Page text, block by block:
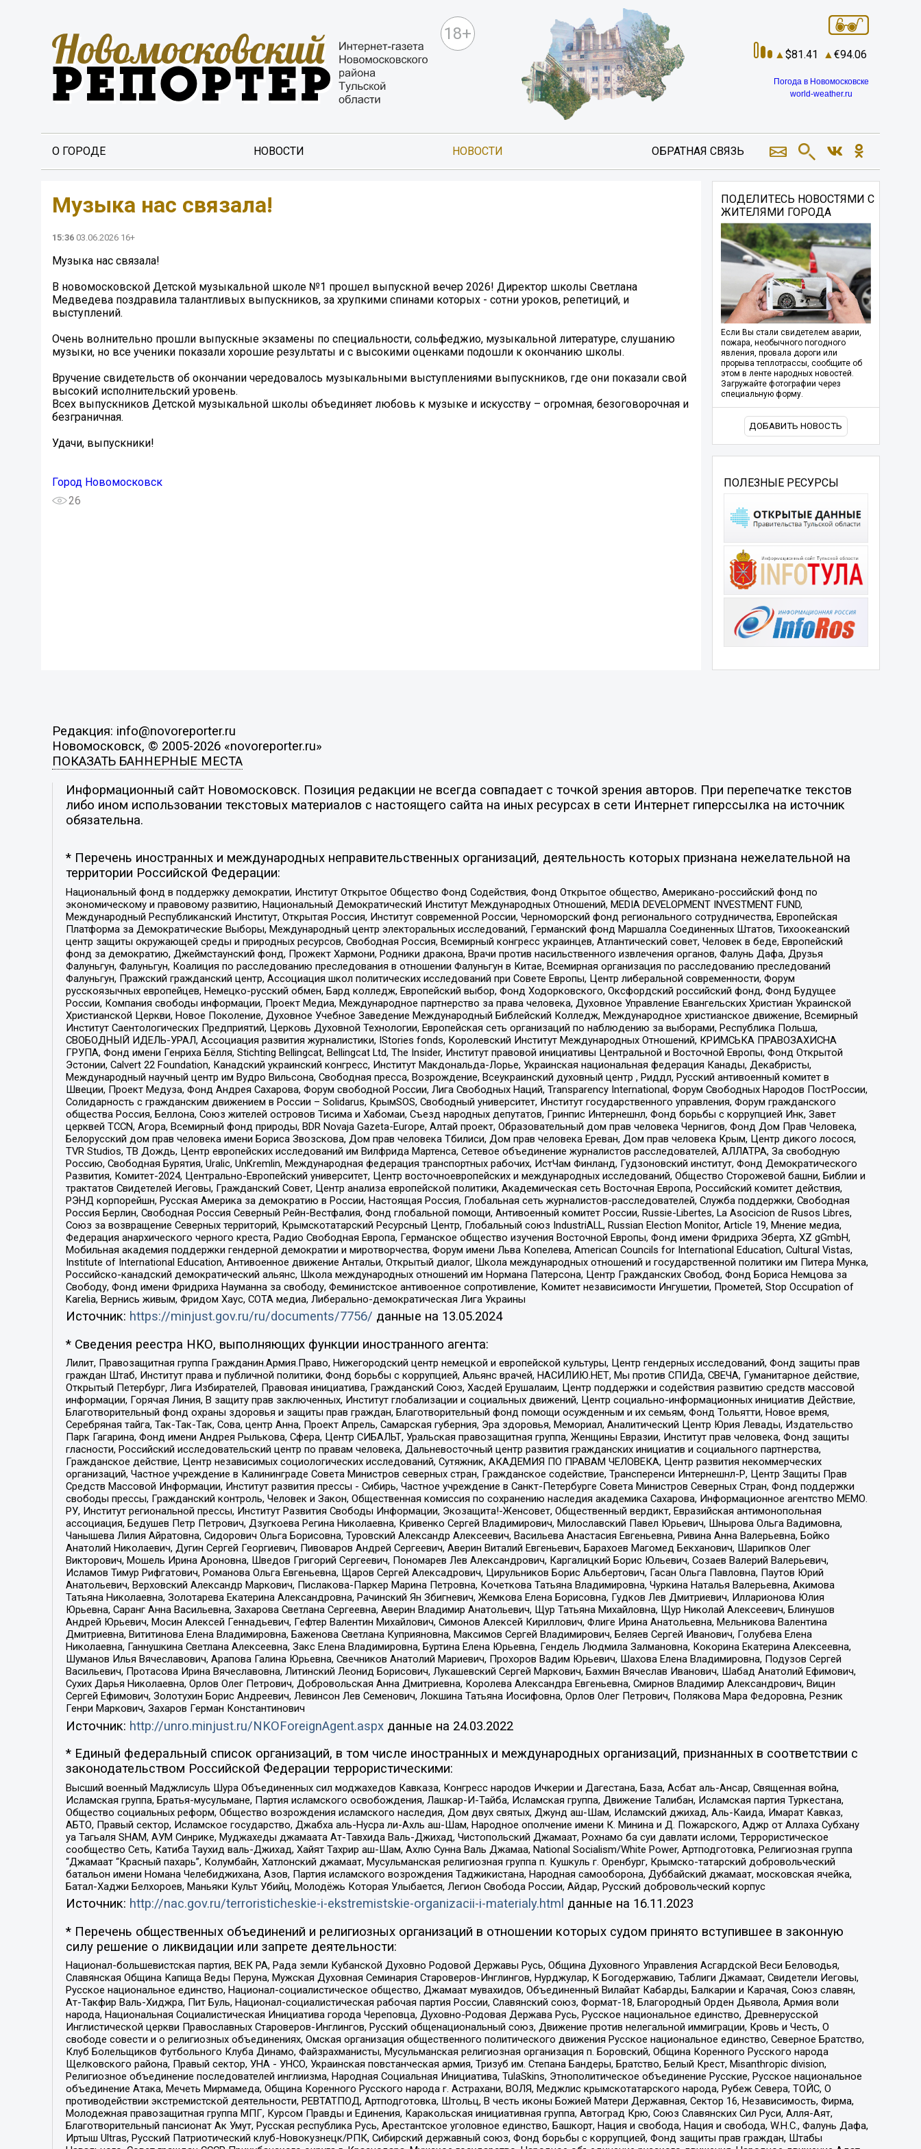
18+
81.41 94.06
Погода в Новомосковске
world-weather.ru
О ГОРОДЕ НОВОСТИ НОВОСТИ ОБРАТНАЯ СВЯЗЬ
Музыка нас связала!
15:36 03.06.2026 16+
Музыка нас связала!
В новомосковской Детской музыкальной школе №1 прошел выпускной вечер 2026! Директор школы Светлана
Медведева поздравила талантливых выпускников, за хрупкими спинами которых - сотни уроков, репетиций, и
выступлений.
Очень волнительно прошли выпускные экзамены по специальности, сольфеджио, музыкальной литературе, слушанию
музыки, но все ученики показали хорошие результаты и с высокими оценками подошли к окончанию школы.
Вручение свидетельств об окончании чередовалось музыкальными выступлениями выпускников, где они показали свой
высокий исполнительский уровень.
Всех выпускников Детской музыкальной школы объединяет любовь к музыке и искусству – огромная, безоговорочная и
безграничная.
Удачи, выпускники!
Город Новомосковск
26
ПОДЕЛИТЕСЬ НОВОСТЯМИ С
ЖИТЕЛЯМИ ГОРОДА
Если Вы стали свидетелем аварии,
пожара, необычного погодного
явления, провала дороги или
прорыва теплотрассы, сообщите об
этом в ленте народных новостей.
Загружайте фотографии через
специальную форму.
ДОБАВИТЬ НОВОСТЬ
ПОЛЕЗНЫЕ РЕСУРСЫ
Редакция: info@novoreporter.ru
Новомосковск, © 2005-2026 «novoreporter.ru»
ПОКАЗАТЬ БАННЕРНЫЕ МЕСТА
Информационный сайт Новомосковск. Позиция редакции не всегда совпадает с точкой зрения авторов. При перепечатке текстов
либо ином использовании текстовых материалов с настоящего сайта на иных ресурсах в сети Интернет гиперссылка на источник
обязательна.
* Перечень иностранных и международных неправительственных организаций, деятельность которых признана нежелательной на
территории Российской Федерации:
Национальный фонд в поддержку демократии, Институт Открытое Общество Фонд Содействия, Фонд Открытое общество, Американо-российский фонд по
экономическому и правовому развитию, Национальный Демократический Институт Международных Отношений, MEDIA DEVELOPMENT INVESTMENT FUND,
Международный Республиканский Институт, Открытая Россия, Институт современной России, Черноморский фонд регионального сотрудничества, Европейская
Платформа за Демократические Выборы, Международный центр электоральных исследований, Германский фонд Маршалла Соединенных Штатов, Тихоокеанский
центр защиты окружающей среды и природных ресурсов, Свободная Россия, Всемирный конгресс украинцев, Атлантический совет, Человек в беде, Европейский
фонд за демократию, Джеймстаунский фонд, Прожект Хармони, Родники дракона, Врачи против насильственного извлечения органов, Фалунь Дафа, Друзья
Фалуньгун, Фалуньгун, Коалиция по расследованию преследования в отношении Фалуньгун в Китае, Всемирная организация по расследованию преследований
Фалуньгун, Пражский гражданский центр, Ассоциация школ политических исследований при Совете Европы, Центр либеральной современности, Форум
русскоязычных европейцев, Немецко-русский обмен, Бард колледж, Европейский выбор, Фонд Ходорковского, Оксфордский российский фонд, Фонд Будущее
России, Компания свободы информации, Проект Медиа, Международное партнерство за права человека, Духовное Управление Евангельских Христиан Украинской
Христианской Церкви, Новое Поколение, Духовное Учебное Заведение Международный Библейский Колледж, Международное христианское движение, Всемирный
Институт Саентологических Предприятий, Церковь Духовной Технологии, Европейская сеть организаций по наблюдению за выборами, Республика Польша,
СВОБОДНЫЙ ИДЕЛЬ-УРАЛ, Ассоциация развития журналистики, IStories fonds, Королевский Институт Международных Отношений, КРИМСЬКА ПРАВОЗАХИСНА
ГРУПА, Фонд имени Генриха Бёлля, Stichting Bellingcat, Bellingcat Ltd, The Insider, Институт правовой инициативы Центральной и Восточной Европы, Фонд Открытой
Эстонии, Calvert 22 Foundation, Канадский украинский конгресс, Институт Макдональда-Лорье, Украинская национальная федерация Канады, Декабристы,
Международный научный центр им Вудро Вильсона, Свободная пресса, Возрождение, Всеукраинский духовный центр , Риддл, Русский антивоенный комитет в
Швеции, Проект Медуза, Фонд Андрея Сахарова, Форум свободной России, Лига Свободных Наций, Transparеncy International, Форум Свободных Народов ПостРоссии,
Солидарность с гражданским движением в России – Solidarus, КрымSOS, Свободный университет, Институт государственного управления, Форум гражданского
общества Россия, Беллона, Союз жителей островов Тисима и Хабомаи, Съезд народных депутатов, Гринпис Интернешнл, Фонд борьбы с коррупцией Инк, Завет
церквей TCCN, Агора, Всемирный фонд природы, BDR Novaja Gazeta-Europe, Алтай проект, Образовательный дом прав человека Чернигов, Фонд Дом Прав Человека,
Белорусский дом прав человека имени Бориса Звозскова, Дом прав человека Тбилиси, Дом прав человека Ереван, Дом прав человека Крым, Центр дикого лосося,
TVR Studios, ТВ Дождь, Центр европейских исследований им Вилфрида Мартенса, Сетевое объединение журналистов расследователей, АЛЛАТРА, За свободную
Россию, Свободная Бурятия, Uralic, UnKremlin, Международная федерация транспортных рабочих, ИстЧам Финланд, Гудзоновский институт, Фонд Демократического
Развития, Комитет-2024, Центрально-Европейский университет, Центр восточноевропейских и международных исследований, Общество Сторожевой башни, Библии и
трактатов Свидетелей Иеговы, Гражданский Совет, Центр анализа европейской политики, Академическая сеть Восточная Европа, Российский комитет действия,
РЭНД корпорейшн, Русская Америка за демократию в России, Настоящая Россия, Глобальная сеть журналистов-расследователей, Служба поддержки, Свободная
Россия Берлин, Свободная Россия Северный Рейн-Вестфалия, Фонд глобальной помощи, Антивоенный комитет России, Russie-Libertes, La Asocicion de Rusos Libres,
Союз за возвращение Северных территорий, Крымскотатарский Ресурсный Центр, Глобальный союз IndustriALL, Russian Election Monitor, Article 19, Мнение медиа,
Федерация анархического черного креста, Радио Свободная Европа, Германское общество изучения Восточной Европы, Фонд имени Фридриха Эберта, XZ gGmbH,
Мобильная академия поддержки гендерной демократии и миротворчества, Форум имени Льва Копелева, American Councils for International Education, Cultural Vistas,
Institute of International Education, Антивоенное движение Антальи, Открытый диалог, Школа международных отношений и государственной политики им Питера Мунка,
Российско-канадский демократический альянс, Школа международных отношений им Нормана Патерсона, Центр Гражданских Свобод, Фонд Бориса Немцова за
Свободу, Фонд имени Фридриха Науманна за свободу, Феминистское антивоенное сопротивление, Комитет независимости Ингушетии, Прометей, Stop Occupation of
Karelia, Вернись живым, Фридом Хаус, СОТА медиа, Либерально-демократическая Лига Украины
Источник: https://minjust.gov.ru/ru/documents/7756/ данные на 13.05.2024
* Сведения реестра НКО, выполняющих функции иностранного агента:
Лилит, Правозащитная группа Гражданин.Армия.Право, Нижегородский центр немецкой и европейской культуры, Центр гендерных исследований, Фонд защиты прав
граждан Штаб, Институт права и публичной политики, Фонд борьбы с коррупцией, Альянс врачей, НАСИЛИЮ.НЕТ, Мы против СПИДа, СВЕЧА, Гуманитарное действие,
Открытый Петербург, Лига Избирателей, Правовая инициатива, Гражданский Союз, Хасдей Ерушалаим, Центр поддержки и содействия развитию средств массовой
информации, Горячая Линия, В защиту прав заключенных, Институт глобализации и социальных движений, Центр социально-информационных инициатив Действие,
Благотворительный фонд охраны здоровья и защиты прав граждан, Благотворительный фонд помощи осужденным и их семьям, Фонд Тольятти, Новое время,
Серебряная тайга, Так-Так-Так, Сова, центр Анна, Проект Апрель, Самарская губерния, Эра здоровья, Мемориал, Аналитический Центр Юрия Левады, Издательство
Парк Гагарина, Фонд имени Андрея Рылькова, Сфера, Центр СИБАЛЬТ, Уральская правозащитная группа, Женщины Евразии, Институт прав человека, Фонд защиты
гласности, Российский исследовательский центр по правам человека, Дальневосточный центр развития гражданских инициатив и социального партнерства,
Гражданское действие, Центр независимых социологических исследований, Сутяжник, АКАДЕМИЯ ПО ПРАВАМ ЧЕЛОВЕКА, Центр развития некоммерческих
организаций, Частное учреждение в Калининграде Совета Министров северных стран, Гражданское содействие, Трансперенси Интернешнл-Р, Центр Защиты Прав
Средств Массовой Информации, Институт развития прессы - Сибирь, Частное учреждение в Санкт-Петербурге Совета Министров Северных Стран, Фонд поддержки
свободы прессы, Гражданский контроль, Человек и Закон, Общественная комиссия по сохранению наследия академика Сахарова, Информационное агентство МЕМО.
РУ, Институт региональной прессы, Институт Развития Свободы Информации, Экозащита!-Женсовет, Общественный вердикт, Евразийская антимонопольная
ассоциация, Бедушев Петр Петрович, Дзугкоева Регина Николаевна, Кривенко Сергей Владимирович, Милославский Павел Юрьевич, Шнырова Ольга Вадимовна,
Чанышева Лилия Айратовна, Сидорович Ольга Борисовна, Туровский Александр Алексеевич, Васильева Анастасия Евгеньевна, Ривина Анна Валерьевна, Бойко
Анатолий Николаевич, Дугин Сергей Георгиевич, Пивоваров Андрей Сергеевич, Аверин Виталий Евгеньевич, Барахоев Магомед Бекханович, Шарипков Олег
Викторович, Мошель Ирина Ароновна, Шведов Григорий Сергеевич, Пономарев Лев Александрович, Каргалицкий Борис Юльевич, Созаев Валерий Валерьевич,
Исламов Тимур Рифгатович, Романова Ольга Евгеньевна, Щаров Сергей Алексадрович, Цирульников Борис Альбертович, Гасан Ольга Павловна, Паутов Юрий
Анатольевич, Верховский Александр Маркович, Пислакова-Паркер Марина Петровна, Кочеткова Татьяна Владимировна, Чуркина Наталья Валерьевна, Акимова
Татьяна Николаевна, Золотарева Екатерина Александровна, Рачинский Ян Збигневич, Жемкова Елена Борисовна, Гудков Лев Дмитриевич, Илларионова Юлия
Юрьевна, Саранг Анна Васильевна, Захарова Светлана Сергеевна, Аверин Владимир Анатольевич, Щур Татьяна Михайловна, Щур Николай Алексеевич, Блинушов
Андрей Юрьевич, Мосин Алексей Геннадьевич, Гефтер Валентин Михайлович, Симонов Алексей Кириллович, Флиге Ирина Анатольевна, Мельникова Валентина
Дмитриевна, Вититинова Елена Владимировна, Баженова Светлана Куприяновна, Максимов Сергей Владимирович, Беляев Сергей Иванович, Голубева Елена
Николаевна, Ганнушкина Светлана Алексеевна, Закс Елена Владимировна, Буртина Елена Юрьевна, Гендель Людмила Залмановна, Кокорина Екатерина Алексеевна,
Шуманов Илья Вячеславович, Арапова Галина Юрьевна, Свечников Анатолий Мариевич, Прохоров Вадим Юрьевич, Шахова Елена Владимировна, Подузов Сергей
Васильевич, Протасова Ирина Вячеславовна, Литинский Леонид Борисович, Лукашевский Сергей Маркович, Бахмин Вячеслав Иванович, Шабад Анатолий Ефимович,
Сухих Дарья Николаевна, Орлов Олег Петрович, Добровольская Анна Дмитриевна, Королева Александра Евгеньевна, Смирнов Владимир Александрович, Вицин
Сергей Ефимович, Золотухин Борис Андреевич, Левинсон Лев Семенович, Локшина Татьяна Иосифовна, Орлов Олег Петрович, Полякова Мара Федоровна, Резник
Генри Маркович, Захаров Герман Константинович
Источник: http://unro.minjust.ru/NKOForeignAgent.aspxданные на 24.03.2022
* Единый федеральный список организаций, в том числе иностранных и международных организаций, признанных в соответствии с
законодательством Российской Федерации террористическими:
Высший военный Маджлисуль Шура Объединенных сил моджахедов Кавказа, Конгресс народов Ичкерии и Дагестана, База, Асбат аль-Ансар, Священная война,
Исламская группа, Братья-мусульмане, Партия исламского освобождения, Лашкар-И-Тайба, Исламская группа, Движение Талибан, Исламская партия Туркестана,
Общество социальных реформ, Общество возрождения исламского наследия, Дом двух святых, Джунд аш-Шам, Исламский джихад, Аль-Каида, Имарат Кавказ,
АБТО, Правый сектор, Исламское государство, Джабха аль-Нусра ли-Ахль аш-Шам, Народное ополчение имени К. Минина и Д. Пожарского, Аджр от Аллаха Субхану
уа Тагьаля SHAM, АУМ Синрике, Муджахеды джамаата Ат-Тавхида Валь-Джихад, Чистопольский Джамаат, Рохнамо ба суи давлати исломи, Террористическое
сообщество Сеть, Катиба Таухид валь-Джихад, Хайят Тахрир аш-Шам, Ахлю Сунна Валь Джамаа, National Socialism/White Power, Артподготовка, Религиозная группа
“Джамаат “Красный пахарь”, Колумбайн, Хатлонский джамаат, Мусульманская религиозная группа п. Кушкуль г. Оренбург, Крымско-татарский добровольческий
батальон имени Номана Челебиджихана, Азов, Партия исламского возрождения Таджикистана, Народная самооборона, Дуббайский джамаат, московская ячейка,
Батал-Хаджи Белхороев, Маньяки Культ Убийц, Молодёжь Которая Улыбается, Легион Свобода России, Айдар, Русский добровольческий корпус
Источник: http://nac.gov.ru/terroristicheskie-i-ekstremistskie-organizacii-i-materialy.html данные на 16.11.2023
* Перечень общественных объединений и религиозных организаций в отношении которых судом принято вступившее в законную
силу решение о ликвидации или запрете деятельности:
Национал-большевистская партия, ВЕК РА, Рада земли Кубанской Духовно Родовой Державы Русь, Община Духовного Управления Асгардской Веси Беловодья,
Славянская Община Капища Веды Перуна, Мужская Духовная Семинария Староверов-Инглингов, Нурджулар, К Богодержавию, Таблиги Джамаат, Свидетели Иеговы,
Русское национальное единство, Национал-социалистическое общество, Джамаат мувахидов, Объединенный Вилайат Кабарды, Балкарии и Карачая, Союз славян,
Ат-Такфир Валь-Хиджра, Пит Буль, Национал-социалистическая рабочая партия России, Славянский союз, Формат-18, Благородный Орден Дьявола, Армия воли
народа, Национальная Социалистическая Инициатива города Череповца, Духовно-Родовая Держава Русь, Русское национальное единство, Древнерусской
Инглистической церкви Православных Староверов-Инглингов, Русский общенациональный союз, Движение против нелегальной иммиграции, Кровь и Честь, О
свободе совести и о религиозных объединениях, Омская организация общественного политического движения Русское национальное единство, Северное Братство,
Клуб Болельщиков Футбольного Клуба Динамо, Файзрахманисты, Мусульманская религиозная организация п. Боровский, Община Коренного Русского народа
Щелковского района, Правый сектор, УНА - УНСО, Украинская повстанческая армия, Тризуб им. Степана Бандеры, Братство, Белый Крест, Misanthropic division,
Религиозное объединение последователей инглиизма, Народная Социальная Инициатива, TulaSkins, Этнополитическое объединение Русские, Русское национальное
объединение Атака, Мечеть Мирмамеда, Община Коренного Русского народа г. Астрахани, ВОЛЯ, Меджлис крымскотатарского народа, Рубеж Севера, ТОЙС, О
противодействии экстремистской деятельности, РЕВТАТПОД, Артподготовка, Штольц, В честь иконы Божией Матери Державная, Сектор 16, Независимость, Фирма,
Молодежная правозащитная группа МПГ, Курсом Правды и Единения, Каракольская инициативная группа, Автоград Крю, Союз Славянских Сил Руси, Алля-Аят,
Благотворительный пансионат Ак Умут, Русская республика Русь, Арестантское уголовное единство, Башкорт, Нация и свобода, Нация и свобода, W.H.С., Фалунь Дафа,
Иртыш Ultras, Русский Патриотический клуб-Новокузнецк/РПК, Сибирский державный союз, Фонд борьбы с коррупцией, Фонд защиты прав граждан, Штабы